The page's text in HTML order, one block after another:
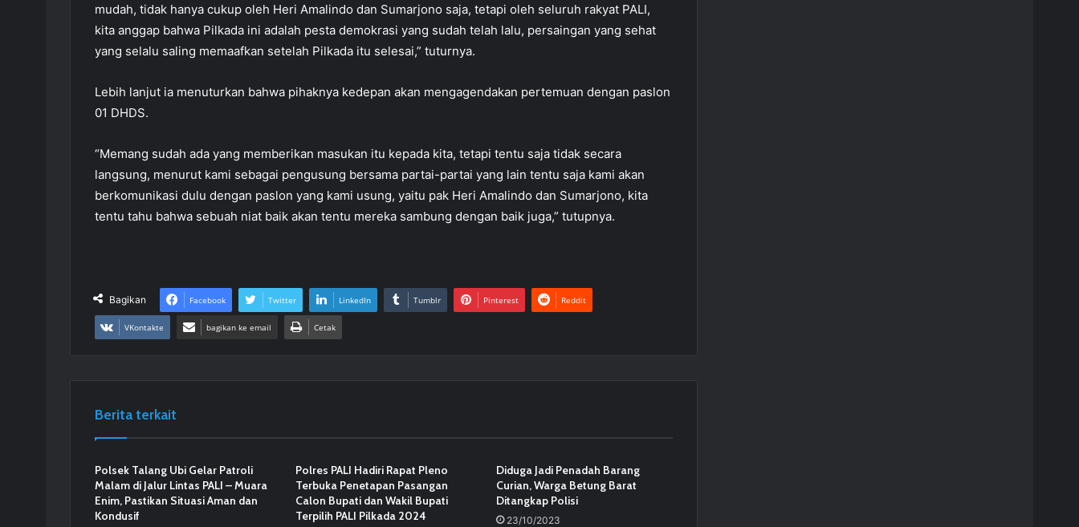
mudah, tidak hanya cukup oleh Heri Amalindo dan Sumarjono saja, tetapi oleh seluruh rakyat PALI,
kita anggap bahwa Pilkada ini adalah pesta demokrasi yang sudah telah lalu, persaingan yang sehat
yang selalu saling memaafkan setelah Pilkada itu selesai,” tuturnya.
Lebih lanjut ia menuturkan bahwa pihaknya kedepan akan mengagendakan pertemuan dengan paslon
01 DHDS.
“Memang sudah ada yang memberikan masukan itu kepada kita, tetapi tentu saja tidak secara
langsung, menurut kami sebagai pengusung bersama partai-partai yang lain tentu saja kami akan
berkomunikasi dulu dengan paslon yang kami usung, yaitu pak Heri Amalindo dan Sumarjono, kita
tentu tahu bahwa sebuah niat baik akan tentu mereka sambung dengan baik juga,” tutupnya.
Bagikan Facebook Twitter LinkedIn Tumblr Pinterest Reddit
VKontakte bagikan ke email Cetak
Berita terkait
Polsek Talang Ubi Gelar Patroli
Malam di Jalur Lintas PALI – Muara
Enim, Pastikan Situasi Aman dan
Kondusif
Polres PALI Hadiri Rapat Pleno
Terbuka Penetapan Pasangan
Calon Bupati dan Wakil Bupati
Terpilih PALI Pilkada 2024
Diduga Jadi Penadah Barang
Curian, Warga Betung Barat
Ditangkap Polisi
23/10/2023